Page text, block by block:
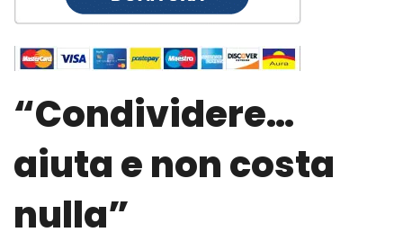
“Condividere…
aiuta e non costa
nulla”